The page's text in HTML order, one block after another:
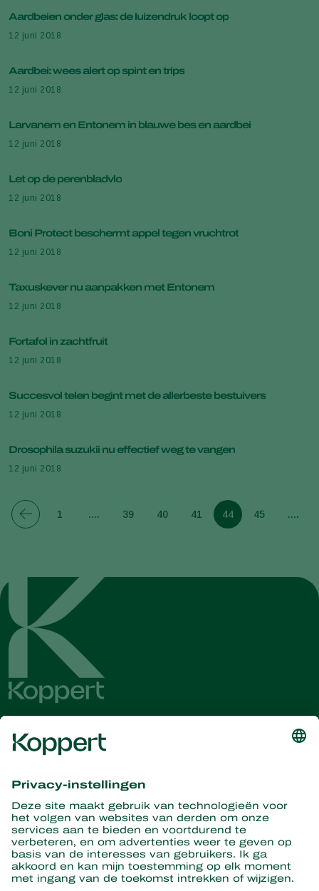
Aardbeien onder glas: de luizendruk loopt op
12 juni 2018
Aardbei: wees alert op spint en trips
12 juni 2018
Larvanem en Entonem in blauwe bes en aardbei
12 juni 2018
Let op de perenbladvlo
12 juni 2018
Boni Protect beschermt appel tegen vruchtrot
12 juni 2018
Taxuskever nu aanpakken met Entonem
12 juni 2018
Fortafol in zachtfruit
12 juni 2018
Succesvol telen begint met de allerbeste bestuivers
12 juni 2018
Drosophila suzukii nu effectief weg te vangen
12 juni 2018
1 .... 39 40 41 44 45 ....
Ontvang het laatste nieuws en
informatie
Hier aanmelden
Partners with Nature
Roofmijten